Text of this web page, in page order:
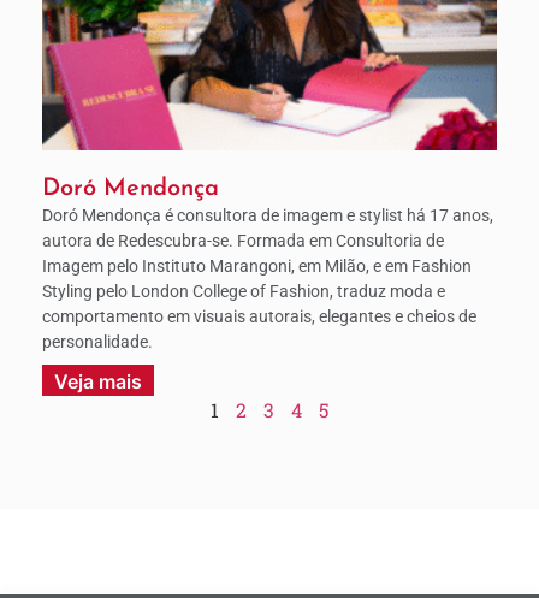
Doró Mendonça
Doró Mendonça é consultora de imagem e stylist há 17 anos,
autora de Redescubra-se. Formada em Consultoria de
Imagem pelo Instituto Marangoni, em Milão, e em Fashion
Styling pelo London College of Fashion, traduz moda e
comportamento em visuais autorais, elegantes e cheios de
personalidade.
Veja mais
1 2 3 4 5